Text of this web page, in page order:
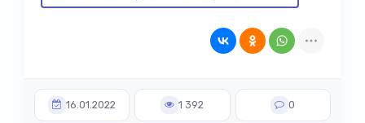
16.01.2022 1 392 0